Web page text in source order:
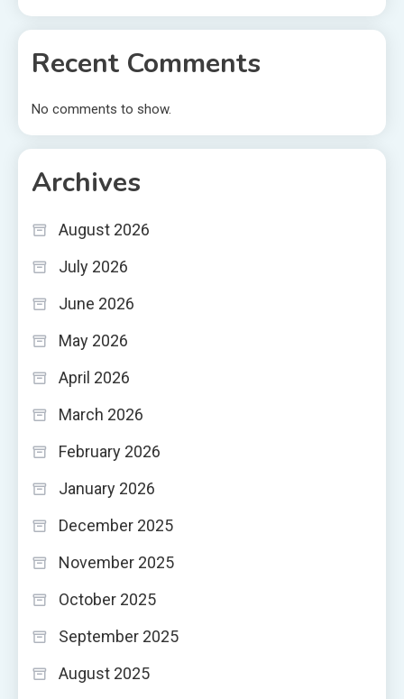
Recent Comments
No comments to show.
Archives
August 2026
July 2026
June 2026
May 2026
April 2026
March 2026
February 2026
January 2026
December 2025
November 2025
October 2025
September 2025
August 2025